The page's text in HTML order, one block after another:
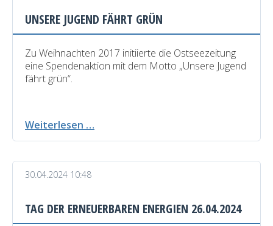
Tourismus
und
UNSERE JUGEND FÄHRT GRÜN
Zu Weihnachten 2017 initiierte die Ostseezeitung
eine Spendenaktion mit dem Motto „Unsere Jugend
fährt grün“.
Weiterlesen …
grün
30.04.2024 10:48
TAG DER ERNEUERBAREN ENERGIEN 26.04.2024